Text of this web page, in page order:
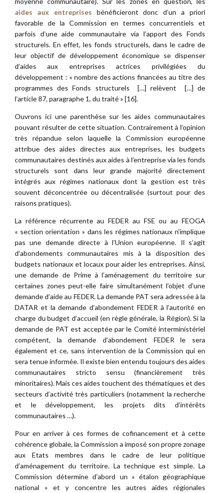
aides aux entreprises bénéficieront donc d’un a priori
favorable de la Commission en termes concurrentiels et
parfois d’une aide communautaire via l’apport des Fonds
structurels. En effet, les fonds structurels, dans le cadre de
leur objectif de développement économique se dispenser
d’aides aux entreprises actrices privilégiées du
développement : « nombre des actions financées au titre des
programmes des Fonds structurels […] relèvent […] de
l’article 87, paragraphe 1, du traité » [16].
Ouvrons ici une parenthèse sur les aides communautaires
pouvant résulter de cette situation. Contrairement à l’opinion
très répandue selon laquelle la Commission européenne
attribue des aides directes aux entreprises, les budgets
communautaires destinés aux aides à l’entreprise via les fonds
structurels sont dans leur grande majorité directement
intégrés aux régimes nationaux dont la gestion est très
souvent déconcentrée ou décentralisée (surtout pour des
raisons pratiques).
La référence récurrente au FEDER au FSE ou au FEOGA
« section orientation » dans les régimes nationaux n’implique
pas une demande directe à l’Union européenne. Il s’agit
d’abondements communautaires mis à la disposition des
budgets nationaux et locaux pour aider les entreprises. Ainsi,
une demande de Prime à l’aménagement du territoire sur
certaines zones peut-elle faire simultanément l’objet d’une
demande d’aide au FEDER. La demande PAT sera adressée à la
DATAR et la demande d’abondement FEDER à l’autorité en
charge du budget d’accueil (en règle générale, la Région). Si la
demande de PAT est acceptée par le Comité interministériel
compétent, la demande d’abondement FEDER le sera
également et ce, sans intervention de la Commission qui en
sera tenue informée. Il existe bien entendu toujours des aides
communautaires stricto sensu (financièrement très
minoritaires). Mais ces aides touchent des thématiques et des
secteurs d’activité très particuliers (notamment la recherche
et le développement, les projets dits d’intérêts
communautaires …).
Pour en arriver à ces formes de cofinancement et à cette
cohérence globale, la Commission a imposé son propre zonage
aux Etats membres dans le cadre de leur politique
d’aménagement du territoire. La technique est simple. La
Commission détermine d’abord un « étalon géographique
national » et y concentre les autres aides régionales